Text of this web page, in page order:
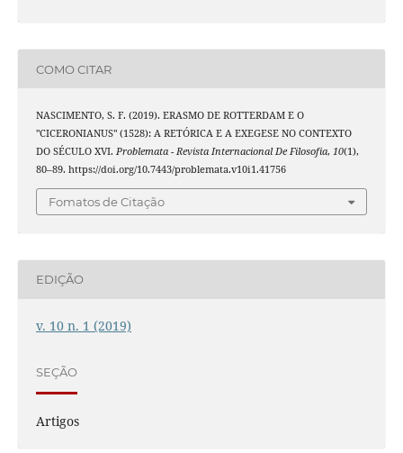
COMO CITAR
NASCIMENTO, S. F. (2019). ERASMO DE ROTTERDAM E O
"CICERONIANUS" (1528): A RETÓRICA E A EXEGESE NO CONTEXTO
DO SÉCULO XVI. Problemata - Revista Internacional De Filosofia, 10(1),
80–89. https://doi.org/10.7443/problemata.v10i1.41756
Fomatos de Citação
EDIÇÃO
v. 10 n. 1 (2019)
SEÇÃO
Artigos